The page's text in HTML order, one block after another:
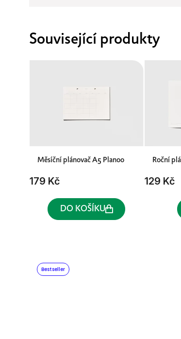
Související produkty
Měsíční plánovač A5 Planoo
179 Kč
DO KOŠÍKU
Roční
129 Kč
Bestseller